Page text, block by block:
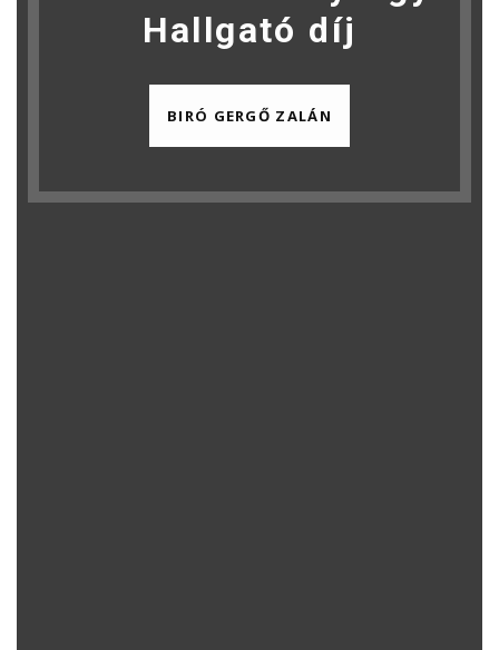
Hallgató díj
BIRÓ GERGŐ ZALÁN